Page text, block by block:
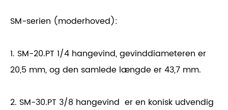
SM-serien (moderhoved):
1. SM-20.PT 1/4 hangevind, gevinddiameteren er
20,5 mm, og den samlede længde er 43,7 mm.
2. SM-30.PT 3/8 hangevind er en konisk udvendig